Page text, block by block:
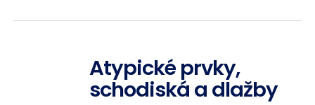
Atypické prvky,
schodiská a dlažby